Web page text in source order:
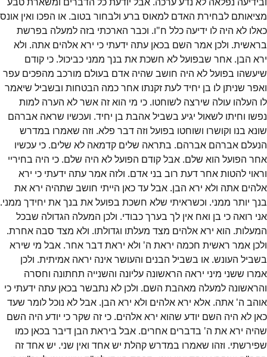
מציאותם לבחירת האדם למאוס ברע ולבחור בטוב. או הפכו ואין אונס
כאלו לא היה לו ידיעה כלל ח"ו. וכבר הארכתי בזה למעלה בפרשת
בראשית. ולכן אמר השם בכאן עתה ידעתי כי ירא אלהים אתה. ולא
ירא הבן. אחר שבפועל לא חשכת את בנך ממני כביכול. כי קודם
שיעשהו בפועל לא היה חושב שהיה אדם בעולם מורכב מהפכים עפר
ואפר שניתן לו בן יחיד לעת זקנתו אחר כמה הבטחות ובשביל שיאמר
לו העלהו עולה שירצה לשוחטו. כי מי הוא זה אשר לא הערה למות
נפשו וחיתו לשאול יגיע בשביל אהבת בן יחיד. ועכשיו שראה אברהם
שונא בנו וקושרו ושוחטו בפועל וזה דבר פלא. וזה שאמרו במדרש
הנעלם אברהם אברהם. בתראה שלים קדמאה לא שלים. כי עכשיו
אחר הפועל הוא שלם. אבל קודם הפועל לא היה שלם. כי היה בחיריי
וראוי להטות אחר דעת רוב בני אדם. ולזה אמר עתה ידעתי כי ירא
אלהים אתה ולא ירא הבן. אבל עד כאן הייתי חושב שתהיה ירא את
בנך יותר ממני. וכשראיתי שלא חשכת בפועל את בנך את יחידך ממני.
אני רואה כי בן ואח אין לך בערך כבודי. ולכן המעלה הגדולה שבכל
המעלות. הוא ירא אלהים מצד מעלתו וגדולתו. ולא מצד סבה אחרת.
ולכן אמר ראשית חכמה יראת ה' ולא יראת דבר אחר. אבל מי שירא
בשביל העונש. או בשביל הבנים והעושר אינה יראה אמיתית. ולכן
אמרו ששני מיני יראה הראשונה עליונה והשנייה תחתונה וחסרה
והראשונה למעלה מאהבת השם. ולכן לא נתבשר בכאן עתה ידעתי כי
אוהב ה' אתה. אלא ירא אלהים ולא ירא הבן. אבל לא נוכל לומר שעד
כאן לא היה השם יודע שהוא ירא אלהים. כי זה שקר כי יודע היה השם
שהיה ירא את ה' בדברים אחרים. אבל ביראת הבן דיבר בכאן כמו
שפירשתי. וזהו שאמרו במדרש קהלת יש אחד ואין שני. יש אחד זה